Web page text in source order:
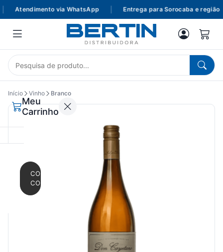
Atendimento via WhatsApp Entrega para Sorocaba e região
Meu
Carrinho
CONTINUAR
COMPRANDO
Início Vinho Branco